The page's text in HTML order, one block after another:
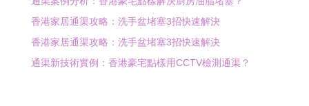
香港家居通渠攻略：洗手盆堵塞3招快速解決
香港家居通渠攻略：洗手盆堵塞3招快速解決
通渠新技術實例：香港豪宅點樣用CCTV檢測通渠？